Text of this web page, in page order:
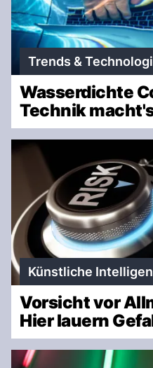
Trends &
Wasserdichte
Technik
Künstliche
Vorsicht vor
Hier lauern